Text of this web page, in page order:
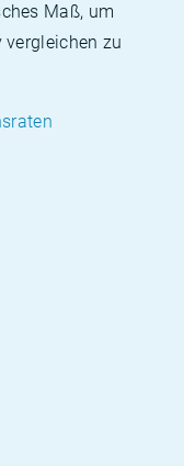
Maß, um
zu